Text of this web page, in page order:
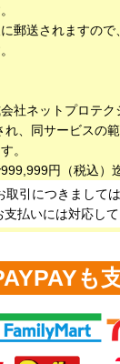
郵送されますので
社ネットプロテク
、同サービスの
。
円（税込）
取引につきまして
払いには対応して
も